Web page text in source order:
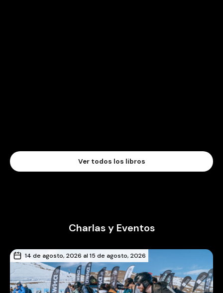
Ver todos los libros
Charlas y Eventos
14 de agosto, 2026 al 15 de agosto, 2026